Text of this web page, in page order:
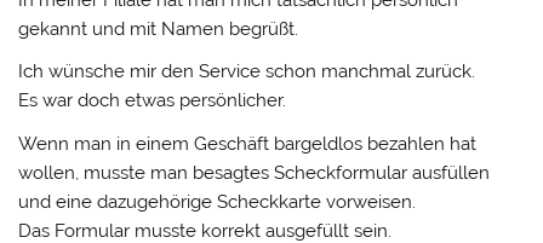
gekannt und mit Namen begrüßt.
Ich wünsche mir den Service schon manchmal zurück.
Es war doch etwas persönlicher.
Wenn man in einem Geschäft bargeldlos bezahlen hat
wollen, musste man besagtes Scheckformular ausfüllen
und eine dazugehörige Scheckkarte vorweisen.
Das Formular musste korrekt ausgefüllt sein.